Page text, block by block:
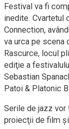
Festival va fi
inedite. Cvartetul
Connection,
va urca pe scena
Rascurce, locul
ediţie a
Sebastian
Patoi & Platonic
Serile de jazz
proiecţii de film